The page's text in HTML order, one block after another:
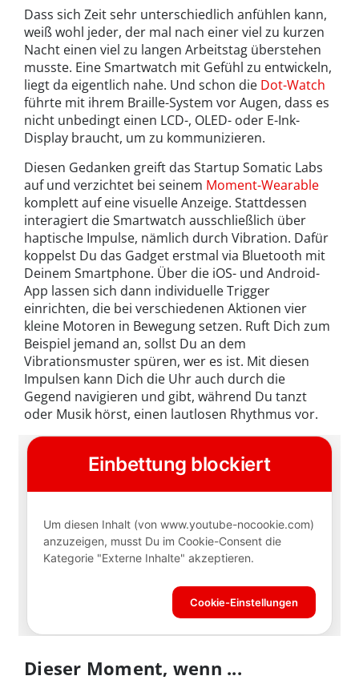
Dass sich Zeit sehr unterschiedlich anfühlen kann,
weiß wohl jeder, der mal nach einer viel zu kurzen
Nacht einen viel zu langen Arbeitstag überstehen
musste. Eine Smartwatch mit Gefühl zu entwickeln,
liegt da eigentlich nahe. Und schon die Dot-Watch
führte mit ihrem Braille-System vor Augen, dass es
nicht unbedingt einen LCD-, OLED- oder E-Ink-
Display braucht, um zu kommunizieren.
Diesen Gedanken greift das Startup Somatic Labs
auf und verzichtet bei seinem Moment-Wearable
komplett auf eine visuelle Anzeige. Stattdessen
interagiert die Smartwatch ausschließlich über
haptische Impulse, nämlich durch Vibration. Dafür
koppelst Du das Gadget erstmal via Bluetooth mit
Deinem Smartphone. Über die iOS- und Android-
App lassen sich dann individuelle Trigger
einrichten, die bei verschiedenen Aktionen vier
kleine Motoren in Bewegung setzen. Ruft Dich zum
Beispiel jemand an, sollst Du an dem
Vibrationsmuster spüren, wer es ist. Mit diesen
Impulsen kann Dich die Uhr auch durch die
Gegend navigieren und gibt, während Du tanzt
oder Musik hörst, einen lautlosen Rhythmus vor.
Dieser Moment, wenn ...